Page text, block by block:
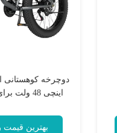
اینچی 48
بهترین قیمت